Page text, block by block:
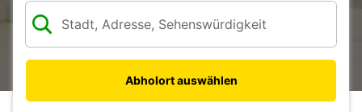
Abholort auswählen